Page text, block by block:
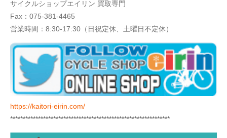
サイクルショップエイリン 買取専門
Fax：075-381-4465
営業時間：8:30-17:30（日祝定休、土曜日不定休）
https://kaitori-eirin.com/
***************************************************************